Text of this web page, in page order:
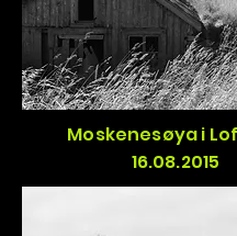
Moskenesøya i
16.08.2015